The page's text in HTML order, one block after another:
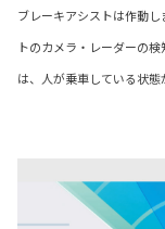
ブレーキアシストは作動
トのカメラ・レーダーの
は、人が乗車している状態